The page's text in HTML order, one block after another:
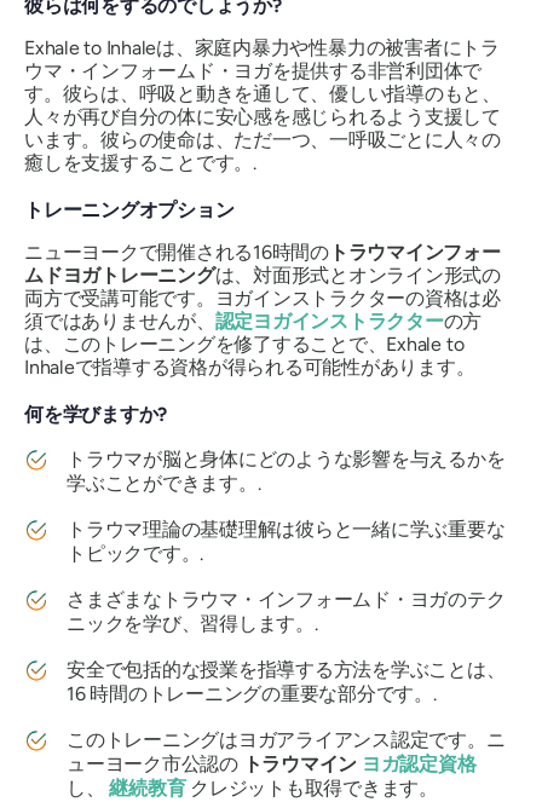
彼らは何をするのでしょうか?
Exhale to Inhaleは、家庭内暴力や性暴力の被害者にトラ
ウマ・インフォームド・ヨガを提供する非営利団体で
す。彼らは、呼吸と動きを通して、優しい指導のもと、
人々が再び自分の体に安心感を感じられるよう支援して
います。彼らの使命は、ただ一つ、一呼吸ごとに人々の
癒しを支援することです。.
トレーニングオプション
ニューヨークで開催される16時間のトラウマインフォー
ムドヨガトレーニングは、対面形式とオンライン形式の
両方で受講可能です。ヨガインストラクターの資格は必
須ではありませんが、 認定ヨガインストラクターの方
は、このトレーニングを修了することで、Exhale to
Inhaleで指導する資格が得られる可能性があります。
何を学びますか?
トラウマが脳と身体にどのような影響を与えるかを
学ぶことができます。.
トラウマ理論の基礎理解は彼らと一緒に学ぶ重要な
トピックです。.
さまざまなトラウマ・インフォームド・ヨガのテク
ニックを学び、習得します。.
安全で包括的な授業を指導する方法を学ぶことは、
16 時間のトレーニングの重要な部分です。.
このトレーニングはヨガアライアンス認定です。ニ
ューヨーク市公認の トラウマイン ヨガ認定資格
し、継続教育クレジットも取得できます。